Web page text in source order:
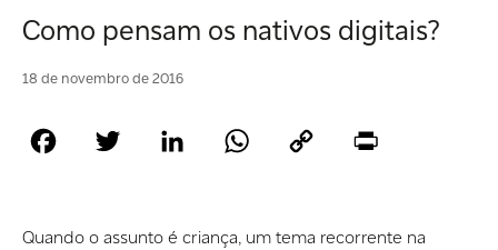
Como pensam os nativos digitais?
18 de novembro de 2016
Facebook Twitter LinkedIn WhatsAppCopy
Quando o assunto é criança, um tema recorrente na